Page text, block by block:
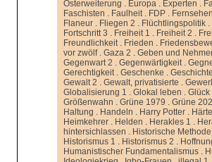
Osterweiterung . Europa . Experten .
Faschisten . Faulheit. FDP . Fernsehen
Flaneur . Fliegen 2 . Flüchtlingspolitik .
Fortschritt 3 . Freiheit 1 . Freiheit 2 .
Freundlichkeit. Frieden .
vor zwölf.Gaza 2 .Geben und
Gegenwart 2 .Gegenwärtigkeit.
Gerechtigkeit.Geschenke .
Gewalt 2 .Gewalt, privatisierte .
Globalisierung 1 .Glokal leben .Glück
Größenwahn .Grüne 1979 .Grüne
Haltung . Handeln . Harry Potter . Härte
Heimkehrer . Helden . Herakles 1 .
hintersichlassen . Historische Methode
Historismus 1 . Historismus 2 .
Humanistischer Fundamentalismus .